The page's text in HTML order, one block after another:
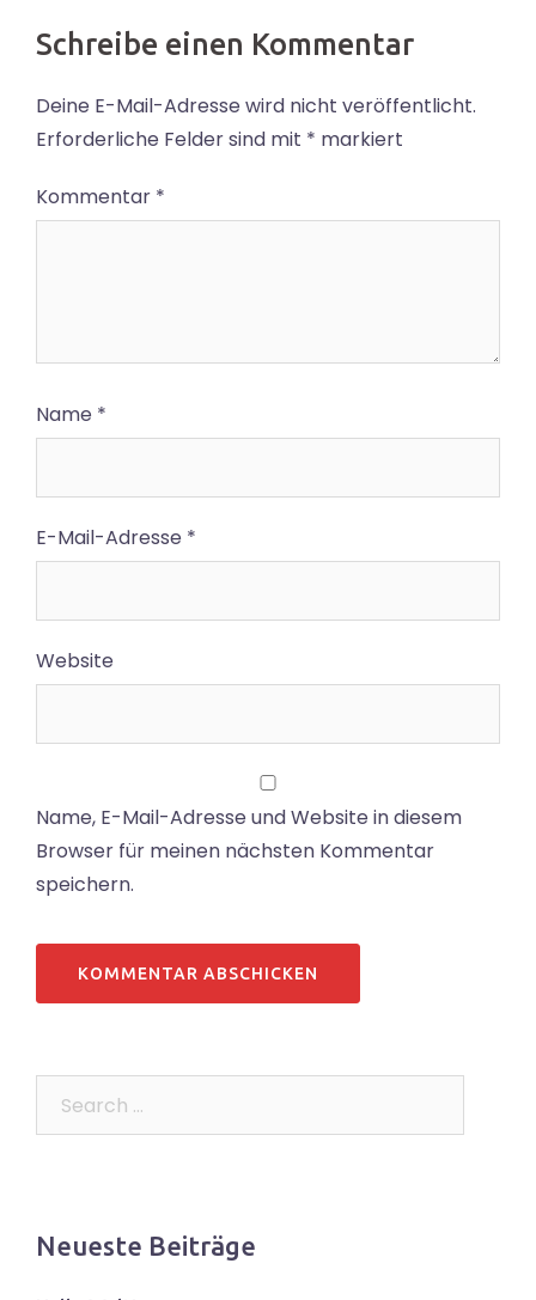
Schreibe einen Kommentar
Deine E-Mail-Adresse wird nicht veröffentlicht.
Erforderliche Felder sind mit * markiert
Kommentar *
Name *
E-Mail-Adresse *
Website
Name, E-Mail-Adresse und Website in diesem
Browser für meinen nächsten Kommentar
speichern.
Neueste Beiträge